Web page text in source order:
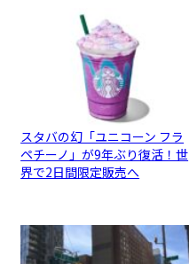
スタバの幻「ユニコーン フラ
ペチーノ」が9年ぶり復活！世
界で2日間限定販売へ